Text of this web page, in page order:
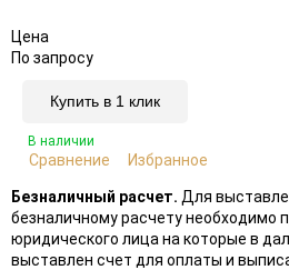
Цена
По запросу
Купить в 1 клик
В наличии
Сравнение Избранное
Безналичный расчет. Для
безналичному расчету необходимо
юридического лица на которые в
выставлен счет для оплаты и